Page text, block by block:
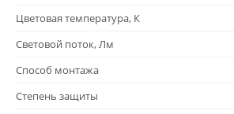
Цветовая температура, К
Световой поток, Лм
Способ монтажа
Степень защиты